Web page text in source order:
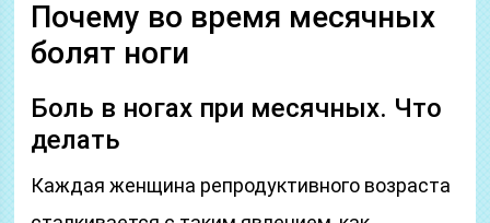
Почему во время месячных
болят ноги
Боль в ногах при месячных. Что
делать
Каждая женщина репродуктивного возраста